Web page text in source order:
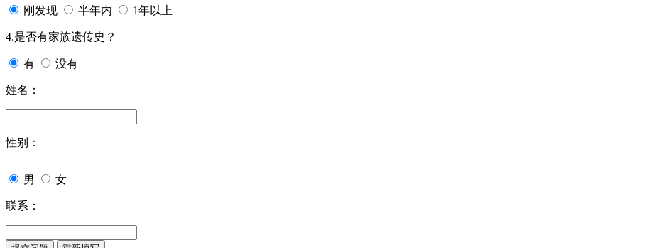
刚发现 半年内 1年以上
4.是否有家族遗传史？
有 没有
姓名：
性别：
男 女
联系：